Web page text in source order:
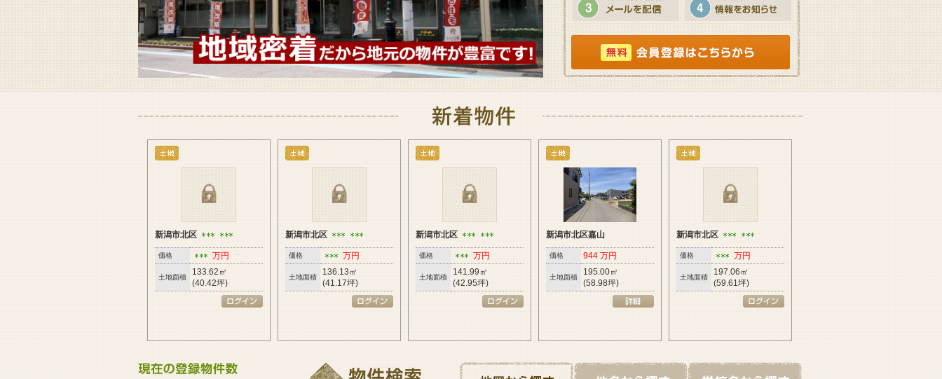
新潟市北区
価格 万円
土地面積
133.62㎡
(40.42坪)
新潟市北区
価格 万円
土地面積
136.13㎡
(41.17坪)
新潟市北区
価格 万円
土地面積
141.99㎡
(42.95坪)
新潟市北区嘉山
価格 944 万円
土地面積
195.00㎡
(58.98坪)
新潟市北区
価格 万円
土地面積
197.06㎡
(59.61坪)